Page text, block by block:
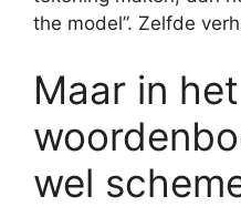
the model”. Zelfde
Maar in het
wel